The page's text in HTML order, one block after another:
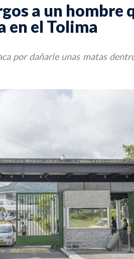
a un hombre
en el Tolima
por dañarle unas matas